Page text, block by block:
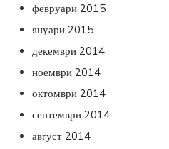
февруари 2015
януари 2015
декември 2014
ноември 2014
октомври 2014
септември 2014
август 2014